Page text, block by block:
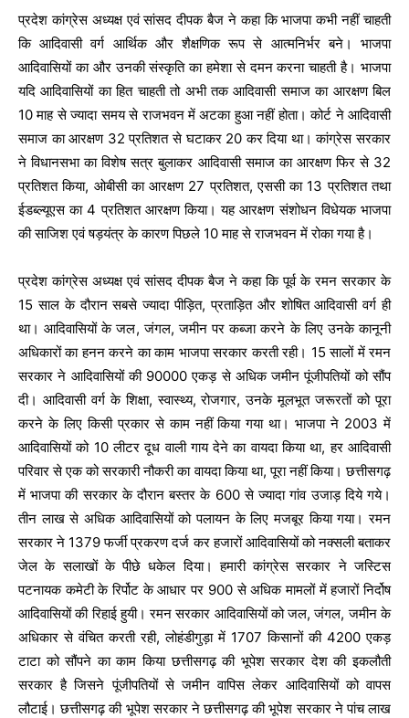
प्रदेश कांग्रेस अध्यक्ष एवं सांसद दीपक बैज ने कहा कि भाजपा कभी नहीं चाहती
कि आदिवासी वर्ग आर्थिक और शैक्षणिक रूप से आत्मनिर्भर बने। भाजपा
आदिवासियों का और उनकी संस्कृति का हमेशा से दमन करना चाहती है। भाजपा
यदि आदिवासियों का हित चाहती तो अभी तक आदिवासी समाज का आरक्षण बिल
10 माह से ज्यादा समय से राजभवन में अटका हुआ नहीं होता। कोर्ट ने आदिवासी
समाज का आरक्षण 32 प्रतिशत से घटाकर 20 कर दिया था। कांग्रेस सरकार
ने विधानसभा का विशेष सत्र बुलाकर आदिवासी समाज का आरक्षण फिर से 32
प्रतिशत किया, ओबीसी का आरक्षण 27 प्रतिशत, एससी का 13 प्रतिशत तथा
ईडब्ल्यूएस का 4 प्रतिशत आरक्षण किया। यह आरक्षण संशोधन विधेयक भाजपा
की साजिश एवं षड़यंत्र के कारण पिछले 10 माह से राजभवन में रोका गया है।
प्रदेश कांग्रेस अध्यक्ष एवं सांसद दीपक बैज ने कहा कि पूर्व के रमन सरकार के
15 साल के दौरान सबसे ज्यादा पीड़ित, प्रताड़ित और शोषित आदिवासी वर्ग ही
था। आदिवासियों के जल, जंगल, जमीन पर कब्जा करने के लिए उनके कानूनी
अधिकारों का हनन करने का काम भाजपा सरकार करती रही। 15 सालों में रमन
सरकार ने आदिवासियों की 90000 एकड़ से अधिक जमीन पूंजीपतियों को सौंप
दी। आदिवासी वर्ग के शिक्षा, स्वास्थ्य, रोजगार, उनके मूलभूत जरूरतों को पूरा
करने के लिए किसी प्रकार से काम नहीं किया गया था। भाजपा ने 2003 में
आदिवासियों को 10 लीटर दूध वाली गाय देने का वायदा किया था, हर आदिवासी
परिवार से एक को सरकारी नौकरी का वायदा किया था, पूरा नहीं किया। छत्तीसगढ़
में भाजपा की सरकार के दौरान बस्तर के 600 से ज्यादा गांव उजाड़ दिये गये।
तीन लाख से अधिक आदिवासियों को पलायन के लिए मजबूर किया गया। रमन
सरकार ने 1379 फर्जी प्रकरण दर्ज कर हजारों आदिवासियों को नक्सली बताकर
जेल के सलाखों के पीछे धकेल दिया। हमारी कांग्रेस सरकार ने जस्टिस
पटनायक कमेटी के रिर्पोट के आधार पर 900 से अधिक मामलों में हजारों निर्दोष
आदिवासियों की रिहाई हुयी। रमन सरकार आदिवासियों को जल, जंगल, जमीन के
अधिकार से वंचित करती रही, लोहंडीगुड़ा में 1707 किसानों की 4200 एकड़
टाटा को सौंपने का काम किया छत्तीसगढ़ की भूपेश सरकार देश की इकलौती
सरकार है जिसने पूंजीपतियों से जमीन वापिस लेकर आदिवासियों को वापस
लौटाई। छत्तीसगढ़ की भूपेश सरकार ने छत्तीसगढ़ की भूपेश सरकार ने पांच लाख